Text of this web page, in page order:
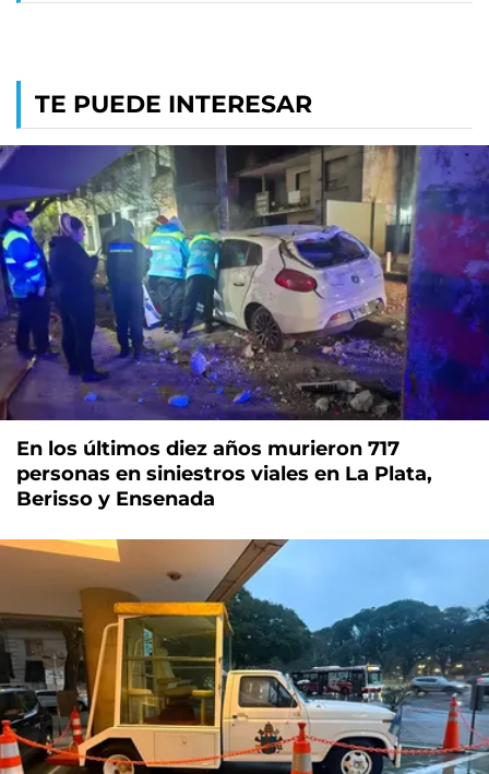
TE PUEDE INTERESAR
En los últimos diez años murieron 717
personas en siniestros viales en La Plata,
Berisso y Ensenada